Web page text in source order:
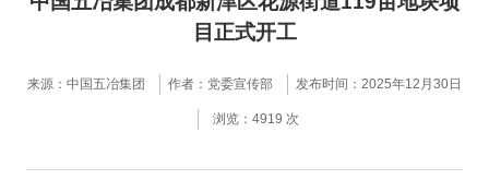
目正式开工
来源：中国五冶集团 作者：党委宣传部 发布时间：2025年12月30日
浏览：4919 次